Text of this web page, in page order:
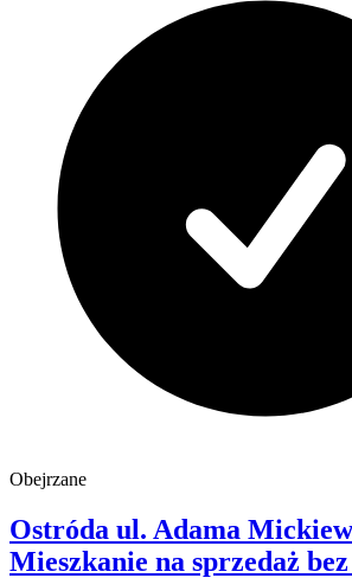
Obejrzane
Ostróda ul. Adama
Mieszkanie na sprzedaż